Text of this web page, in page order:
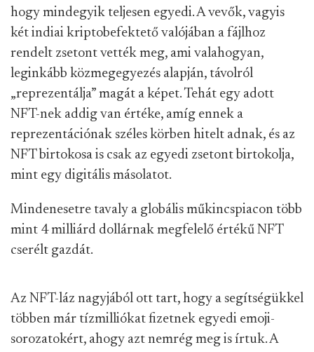
hogy mindegyik teljesen egyedi. A vevők, vagyis
két indiai kriptobefektető valójában a fájlhoz
rendelt zsetont vették meg, ami valahogyan,
leginkább közmegegyezés alapján, távolról
„reprezentálja” magát a képet. Tehát egy adott
NFT-nek addig van értéke, amíg ennek a
reprezentációnak széles körben hitelt adnak, és az
NFT birtokosa is csak az egyedi zsetont birtokolja,
mint egy digitális másolatot.
Mindenesetre tavaly a globális műkincspiacon több
mint 4 milliárd dollárnak megfelelő értékű NFT
cserélt gazdát.
Az NFT-láz nagyjából ott tart, hogy a segítségükkel
többen már tízmilliókat fizetnek egyedi emoji-
sorozatokért, ahogy azt nemrég meg is írtuk. A